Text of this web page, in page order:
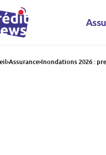
Assurance Inondations 2026 :